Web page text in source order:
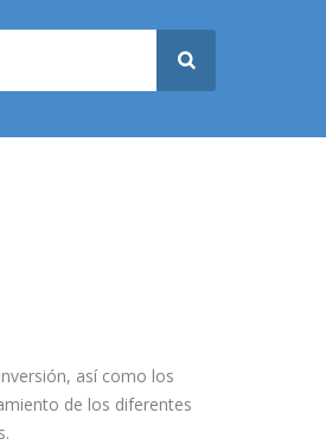
así como los
de los diferentes